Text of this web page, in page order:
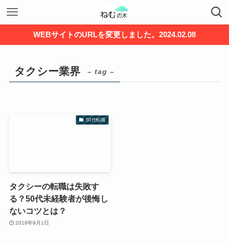
WEBサイトのURLを変更しました。2024.02.08
タクシー業界 – tag –
50代転職
タクシーの転職は失敗す
る？50代未経験者が後悔し
ないコツとは？
2018年9月1日